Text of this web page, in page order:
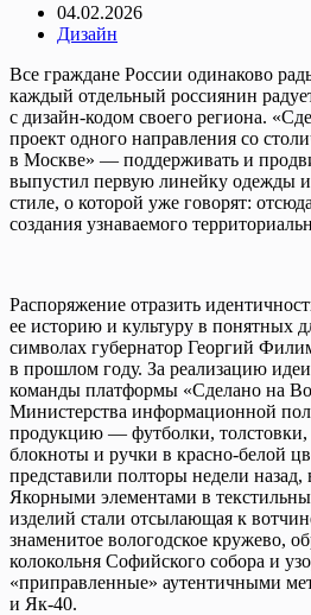
04.02.2026
Дизайн
Все граждане России одинаково
каждый отдельный россиянин
с дизайн-кодом своего региона.
проект одного направления со
в Москве» — поддерживать и
выпустил первую линейку одежды
стиле, о которой уже говорят:
создания узнаваемого
Распоряжение отразить
ее историю и культуру в понятных
символах губернатор Георгий
в прошлом году. За реализацию
команды платформы «Сделано на
Министерства информационной
продукцию — футболки,
блокноты и ручки в красно-белой
представили полторы недели назад,
Якорными элементами в
изделий стали отсылающая к
знаменитое вологодское кружево,
колокольня Софийского собора и
«приправленные» аутентичными
и Як-40.